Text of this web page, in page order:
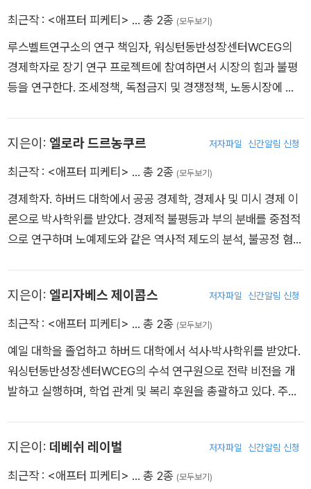
최근작 : <애프터 피케티> … 총 2종 (모두보기)
루스벨트연구소의 연구 책임자, 워싱턴동반성장센터WCEG의
경제학자로 장기 연구 프로젝트에 참여하면서 시장의 힘과 불평
등을 연구한다. 조세정책, 독점금지 및 경쟁정책, 노동시장에 관
지은이: 엘로라 드르농쿠르 저자파일 신간알림 신청
최근작 : <애프터 피케티> … 총 2종 (모두보기)
경제학자. 하버드 대학에서 공공 경제학, 경제사 및 미시 경제 이
론으로 박사학위를 받았다. 경제적 불평등과 부의 분배를 중점적
으로 연구하며 노예제도와 같은 역사적 제도의 분석, 불공정 혐오
지은이: 엘리자베스 제이콥스 저자파일 신간알림 신청
최근작 : <애프터 피케티> … 총 2종 (모두보기)
예일 대학을 졸업하고 하버드 대학에서 석사·박사학위를 받았다.
워싱턴동반성장센터WCEG의 수석 연구원으로 전략 비전을 개
발하고 실행하며, 학업 관계 및 복리 후원을 총괄하고 있다. 주력
지은이: 데베쉬 레이벌 저자파일 신간알림 신청
최근작 : <애프터 피케티> … 총 2종 (모두보기)